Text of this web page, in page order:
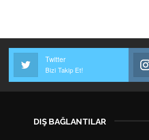
Twitter
Bizi Takip Et!
DIŞ BAĞLANTILAR